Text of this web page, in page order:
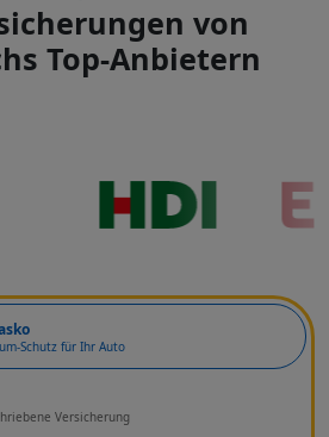
von
Top-Anbietern
Schutz für Ihr Auto
Versicherung